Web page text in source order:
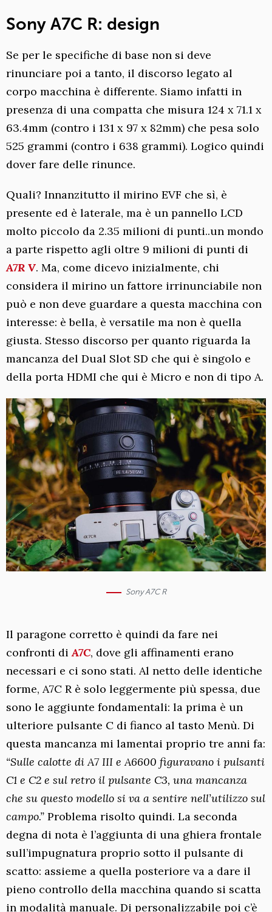
Sony A7C R: design
Se per le specifiche di base non si deve
rinunciare poi a tanto, il discorso legato al
corpo macchina è differente. Siamo infatti in
presenza di una compatta che misura 124 x 71.1 x
63.4mm (contro i 131 x 97 x 82mm) che pesa solo
525 grammi (contro i 638 grammi). Logico quindi
dover fare delle rinunce.
Quali? Innanzitutto il mirino EVF che sì, è
presente ed è laterale, ma è un pannello LCD
molto piccolo da 2.35 milioni di punti..un mondo
a parte rispetto agli oltre 9 milioni di punti di
A7R V. Ma, come dicevo inizialmente, chi
considera il mirino un fattore irrinunciabile non
può e non deve guardare a questa macchina con
interesse: è bella, è versatile ma non è quella
giusta. Stesso discorso per quanto riguarda la
mancanza del Dual Slot SD che qui è singolo e
della porta HDMI che qui è Micro e non di tipo A.
Sony A7C R
Il paragone corretto è quindi da fare nei
confronti diA7C, dove gli affinamenti erano
necessari e ci sono stati. Al netto delle identiche
forme, A7C R è solo leggermente più spessa, due
sono le aggiunte fondamentali: la prima è un
ulteriore pulsante C di fianco al tasto Menù. Di
questa mancanza mi lamentai proprio tre anni fa:
“Sulle calotte di A7 III e A6600 figuravano i pulsanti
C1 e C2 e sul retro il pulsante C3, una mancanza
che su questo modello si va a sentire nell’utilizzo sul
campo.” Problema risolto quindi. La seconda
degna di nota è l’aggiunta di una ghiera frontale
sull’impugnatura proprio sotto il pulsante di
scatto: assieme a quella posteriore va a dare il
pieno controllo della macchina quando si scatta
in modalità manuale. Di personalizzabile poi c’è